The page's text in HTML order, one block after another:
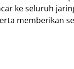
ke seluruh
memberikan